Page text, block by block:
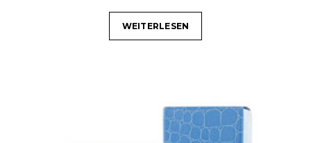
WEITERLESEN